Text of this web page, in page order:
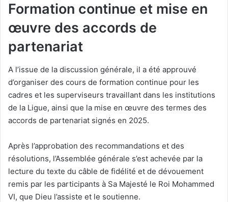
Formation continue et mise en
œuvre des accords de
partenariat
A l’issue de la discussion générale, il a été approuvé
d’organiser des cours de formation continue pour les
cadres et les superviseurs travaillant dans les institutions
de la Ligue, ainsi que la mise en œuvre des termes des
accords de partenariat signés en 2025.
Après l’approbation des recommandations et des
résolutions, l’Assemblée générale s’est achevée par la
lecture du texte du câble de fidélité et de dévouement
remis par les participants à Sa Majesté le Roi Mohammed
VI, que Dieu l’assiste et le soutienne.